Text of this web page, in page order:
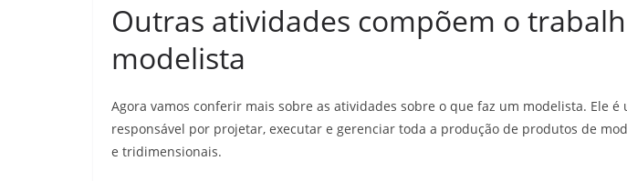
Outras atividades compõem o
modelista
Agora vamos conferir mais sobre as atividades sobre o que faz um modelista. Ele é
responsável por projetar, executar e gerenciar toda a produção de produtos de
e tridimensionais.